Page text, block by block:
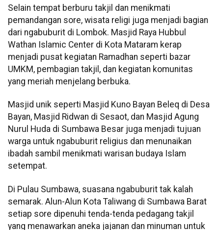
Selain tempat berburu takjil dan menikmati
pemandangan sore, wisata religi juga menjadi bagian
dari ngabuburit di Lombok. Masjid Raya Hubbul
Wathan Islamic Center di Kota Mataram kerap
menjadi pusat kegiatan Ramadhan seperti bazar
UMKM, pembagian takjil, dan kegiatan komunitas
yang meriah menjelang berbuka.
Masjid unik seperti Masjid Kuno Bayan Beleq di Desa
Bayan, Masjid Ridwan di Sesaot, dan Masjid Agung
Nurul Huda di Sumbawa Besar juga menjadi tujuan
warga untuk ngabuburit religius dan menunaikan
ibadah sambil menikmati warisan budaya Islam
setempat.
Di Pulau Sumbawa, suasana ngabuburit tak kalah
semarak. Alun-Alun Kota Taliwang di Sumbawa Barat
setiap sore dipenuhi tenda-tenda pedagang takjil
yang menawarkan aneka jajanan dan minuman untuk